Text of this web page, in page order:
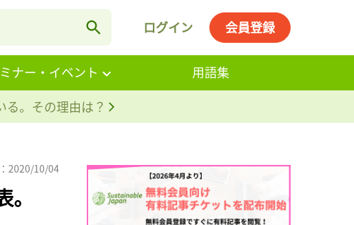
ログイン 会員登録
ナー・イベント
用語集
。その理由は？
2020/10/04